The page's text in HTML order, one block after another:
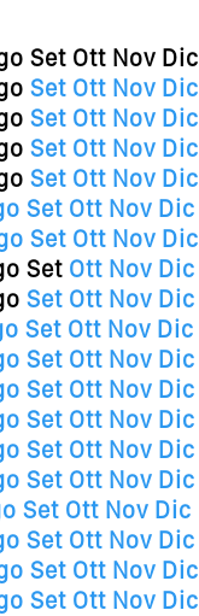
Set Ott Nov Dic
Set Ott Nov Dic
Set Ott Nov Dic
Set Ott Nov Dic
Set Ott Nov Dic
Set Ott Nov Dic
Set Ott Nov Dic
Set Ott Nov Dic
Set Ott Nov Dic
Set Ott Nov Dic
Set Ott Nov Dic
Set Ott Nov Dic
Set Ott Nov Dic
Set Ott Nov Dic
Set Ott Nov Dic
Set Ott Nov Dic
Set Ott Nov Dic
Set Ott Nov Dic
Set Ott Nov Dic